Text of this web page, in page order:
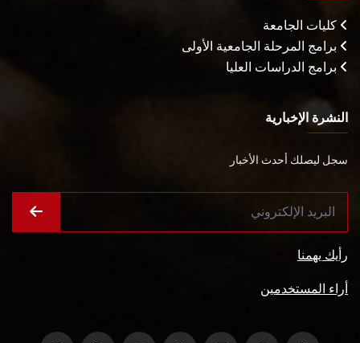
كليات الجامعة
برامج المرحلة الجامعية الأولى
برامج الدراسات العليا
النشرة الإخبارية
سجل ليصلك أحدث الأخبار
رأيك يهمنا
أراء المستخدمين